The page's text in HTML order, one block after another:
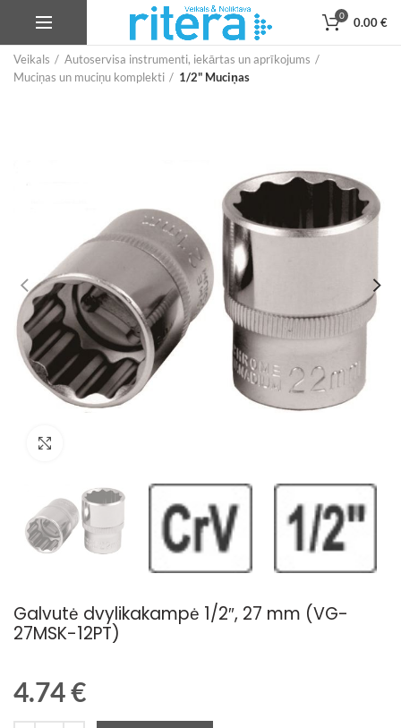
0 0.00€
Veikals
Autoservisa instrumenti, iekārtas un aprīkojums
Muciņas un muciņu komplekti
1/2" Muciņas
Galvutė dvylikakampė 1/2″, 27 mm (VG-
27MSK-12PT)
4.74€